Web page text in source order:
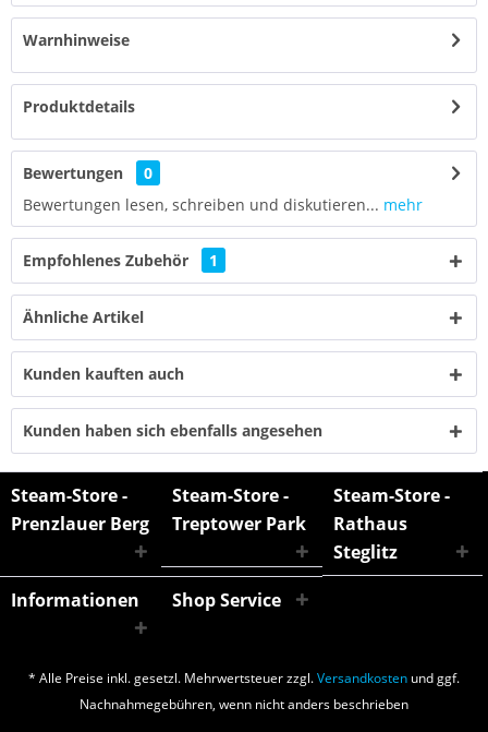
Warnhinweise
Produktdetails
Bewertungen
0
Bewertungen lesen, schreiben und diskutieren... mehr
Empfohlenes Zubehör 1
Ähnliche Artikel
Kunden kauften auch
Kunden haben sich ebenfalls angesehen
Steam-Store -
Prenzlauer Berg
Steam-Store -
Treptower Park
Steam-Store -
Rathaus
Steglitz
Informationen
Shop Service
* Alle Preise inkl. gesetzl. Mehrwertsteuer zzgl.Versandkosten und ggf.
Nachnahmegebühren, wenn nicht anders beschrieben